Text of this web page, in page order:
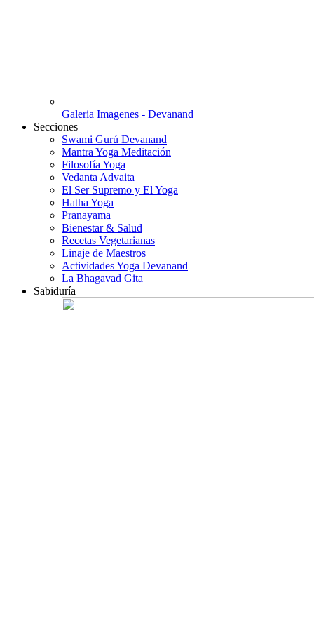
Galeria Imagenes - Devanand
Secciones
Swami Gurú Devanand
Mantra Yoga Meditación
Filosofía Yoga
Vedanta Advaita
El Ser Supremo y El Yoga
Hatha Yoga
Pranayama
Bienestar & Salud
Recetas Vegetarianas
Linaje de Maestros
Actividades Yoga Devanand
La Bhagavad Gita
Sabiduría